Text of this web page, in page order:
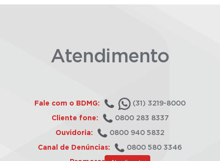
Atendimento
Fale com o BDMG: (31) 3219-8000
Cliente fone: 0800 283 8337
Ouvidoria: 0800 940 5832
Canal de Denúncias: 0800 580 3346